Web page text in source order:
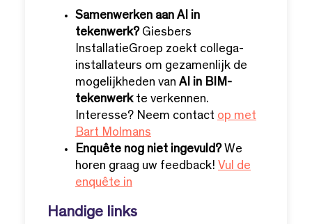
Samenwerken aan AI in
tekenwerk? Giesbers
InstallatieGroep zoekt collega-
installateurs om gezamenlijk de
mogelijkheden van AI in BIM-
tekenwerkte verkennen.
Interesse? Neem contact op met
Bart Molmans
Enquête nog niet ingevuld? We
horen graag uw feedback! Vul de
enquête in
Handige links